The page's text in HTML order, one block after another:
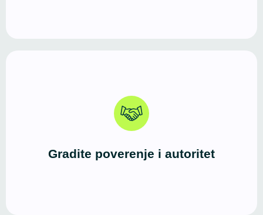
Gradite poverenje i autoritet
Profesionalno izveden WordPress sajt jasno
komunicira ko ste, šta nudite i zašto ste pouzdan
kontaktu ili kupovini.